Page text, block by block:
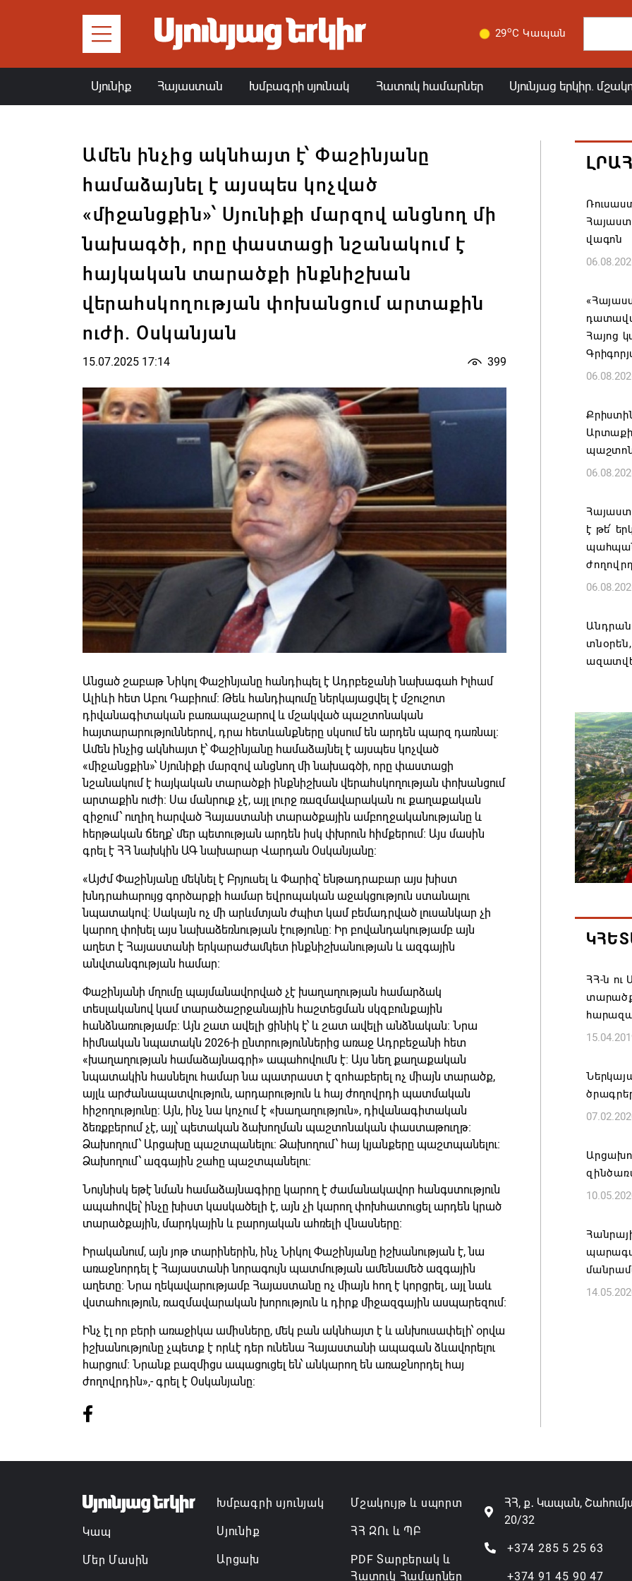
29oC Կապան
Սյունիք Հայաստան Խմբագրի սյունակ Հատուկ համարներ Սյունյաց երկիր.
Ամեն ինչից ակնհայտ է՝ Փաշինյանը
համաձայնել է այսպես կոչված
«միջանցքին»՝ Սյունիքի մարզով անցնող մի
նախագծի, որը փաստացի նշանակում է
հայկական տարածքի ինքնիշխան
վերահսկողության փոխանցում արտաքին
ուժի. Օսկանյան
15.07.2025 17:14 399
Անցած շաբաթ Նիկոլ Փաշինյանը հանդիպել է Ադրբեջանի նախագահ Իլհամ
Ալիևի հետ Աբու Դաբիում։ Թեև հանդիպումը ներկայացվել է մշուշոտ
դիվանագիտական բառապաշարով և մշակված պաշտոնական
հայտարարություններով, դրա հետևանքները սկսում են արդեն պարզ դառնալ։
Ամեն ինչից ակնհայտ է՝ Փաշինյանը համաձայնել է այսպես կոչված
«միջանցքին»՝ Սյունիքի մարզով անցնող մի նախագծի, որը փաստացի
նշանակում է հայկական տարածքի ինքնիշխան վերահսկողության փոխանցում
արտաքին ուժի։ Սա մանրուք չէ, այլ լուրջ ռազմավարական ու քաղաքական
զիջում՝ ուղիղ հարված Հայաստանի տարածքային ամբողջականությանը և
հերթական ճեղք՝ մեր պետության արդեն իսկ փխրուն հիմքերում։ Այս մասին
գրել է ՀՀ նախկին ԱԳ նախարար Վարդան Օսկանյանը:
«Այժմ Փաշինյանը մեկնել է Բրյուսել և Փարիզ՝ ենթադրաբար այս խիստ
խնդրահարույց գործարքի համար եվրոպական աջակցություն ստանալու
նպատակով։ Սակայն ոչ մի արևմտյան ժպիտ կամ բեմադրված լուսանկար չի
կարող փոխել այս նախաձեռնության էությունը։ Իր բովանդակությամբ այն
աղետ է Հայաստանի երկարաժամկետ ինքնիշխանության և ազգային
անվտանգության համար։
Փաշինյանի մղումը պայմանավորված չէ խաղաղության համարձակ
տեսլականով կամ տարածաշրջանային հաշտեցման սկզբունքային
հանձնառությամբ։ Այն շատ ավելի ցինիկ է՝ և շատ ավելի անձնական։ Նրա
հիմնական նպատակն 2026-ի ընտրություններից առաջ Ադրբեջանի հետ
«խաղաղության համաձայնագրի» ապահովումն է։ Այս նեղ քաղաքական
նպատակին հասնելու համար նա պատրաստ է զոհաբերել ոչ միայն տարածք,
այլև արժանապատվություն, արդարություն և հայ ժողովրդի պատմական
հիշողությունը։ Այն, ինչ նա կոչում է «խաղաղություն», դիվանագիտական
ձեռքբերում չէ, այլ՝ պետական ձախողման պաշտոնական փաստաթուղթ։
Ձախողում՝ Արցախը պաշտպանելու։ Ձախողում՝ հայ կյանքերը պաշտպանելու։
Ձախողում՝ ազգային շահը պաշտպանելու։
Նույնիսկ եթէ նման համաձայնագիրը կարող է ժամանակավոր հանգստություն
ապահովել՝ ինչը խիստ կասկածելի է, այն չի կարող փոխհատուցել արդեն կրած
տարածքային, մարդկային և բարոյական ահռելի վնասները։
Իրականում, այն յոթ տարիներին, ինչ Նիկոլ Փաշինյանը իշխանության է, նա
առաջնորդել է Հայաստանի նորագույն պատմության ամենամեծ ազգային
աղետը։ Նրա ղեկավարությամբ Հայաստանը ոչ միայն հող է կորցրել, այլ նաև
վստահություն, ռազմավարական խորություն և դիրք միջազգային ասպարեզում։
Ինչ էլ որ բերի առաջիկա ամիսները, մեկ բան ակնհայտ է և անխուսափելի՝ օրվա
իշխանությունը չպետք է որևէ դեր ունենա Հայաստանի ապագան ձևավորելու
հարցում։ Նրանք բազմիցս ապացուցել են՝ անկարող են առաջնորդել հայ
ժողովրդին»,- գրել է Օսկանյանը:
վագոն
Հայոց
է թե՛
Կապան
Ինչո՞ւ
Սուրեն
ՀՀ-ն ու
Կապ
Մեր Մասին
Խմբագրի սյունյակ
Սյունիք
Արցախ
Մշակույթ և սպորտ
ՀՀ ԶՈւ և ՊԲ
PDF Տարբերակ և
Հատուկ Համարներ
ՀՀ, ք․ Կապան,
20/32
+374 285 5 25 63
+374 91 45 90 47